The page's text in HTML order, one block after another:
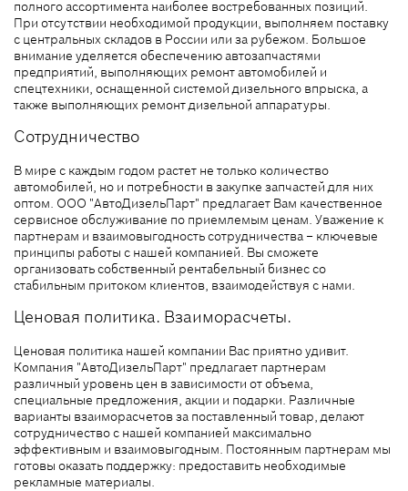
полного ассортимента наиболее востребованных позиций.
При отсутствии необходимой продукции, выполняем поставку
с центральных складов в России или за рубежом. Большое
внимание уделяется обеспечению автозапчастями
предприятий, выполняющих ремонт автомобилей и
спецтехники, оснащенной системой дизельного впрыска, а
также выполняющих ремонт дизельной аппаратуры.
Сотрудничество
В мире с каждым годом растет не только количество
автомобилей, но и потребности в закупке запчастей для них
оптом. ООО "АвтоДизельПарт" предлагает Вам качественное
сервисное обслуживание по приемлемым ценам. Уважение к
партнерам и взаимовыгодность сотрудничества – ключевые
принципы работы с нашей компанией. Вы сможете
организовать собственный рентабельный бизнес со
стабильным притоком клиентов, взаимодействуя с нами.
Ценовая политика. Взаиморасчеты.
Ценовая политика нашей компании Вас приятно удивит.
Компания "АвтоДизельПарт" предлагает партнерам
различный уровень цен в зависимости от объема,
специальные предложения, акции и подарки. Различные
варианты взаиморасчетов за поставленный товар, делают
сотрудничество с нашей компанией максимально
эффективным и взаимовыгодным. Постоянным партнерам мы
готовы оказать поддержку: предоставить необходимые
рекламные материалы.